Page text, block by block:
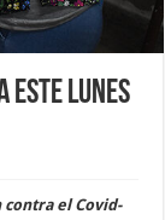
este lunes
contra el Covid-